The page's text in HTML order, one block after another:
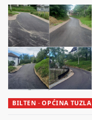
BILTEN · OPĆINA TUZLA